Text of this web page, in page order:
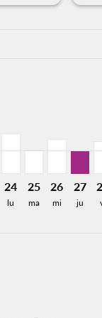
cmp-view-
23/08/
MXL–CEN, 24/08/
24
lu
MXL–CEN,
25
ma
26
mi
27
ju